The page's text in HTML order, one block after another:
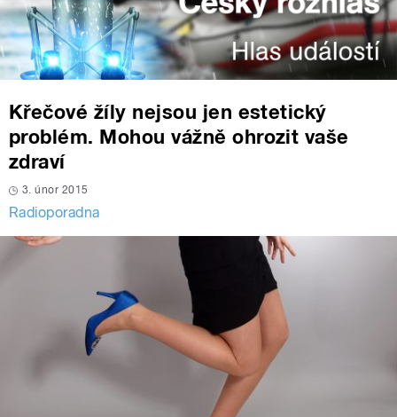
Křečové žíly nejsou jen estetický
problém. Mohou vážně ohrozit vaše
zdraví
3. únor 2015
Radioporadna